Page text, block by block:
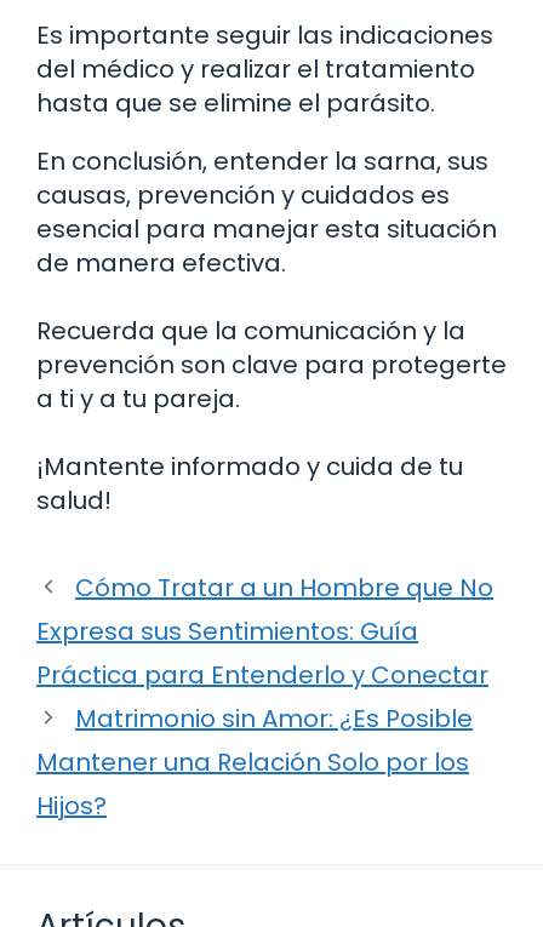
Es importante seguir las indicaciones
del médico y realizar el tratamiento
hasta que se elimine el parásito.
En conclusión, entender la sarna, sus
causas, prevención y cuidados es
esencial para manejar esta situación
de manera efectiva.
Recuerda que la comunicación y la
prevención son clave para protegerte
a ti y a tu pareja.
¡Mantente informado y cuida de tu
salud!
Cómo Tratar a un Hombre que No
Expresa sus Sentimientos: Guía
Práctica para Entenderlo y Conectar
Matrimonio sin Amor: ¿Es Posible
Mantener una Relación Solo por los
Hijos?